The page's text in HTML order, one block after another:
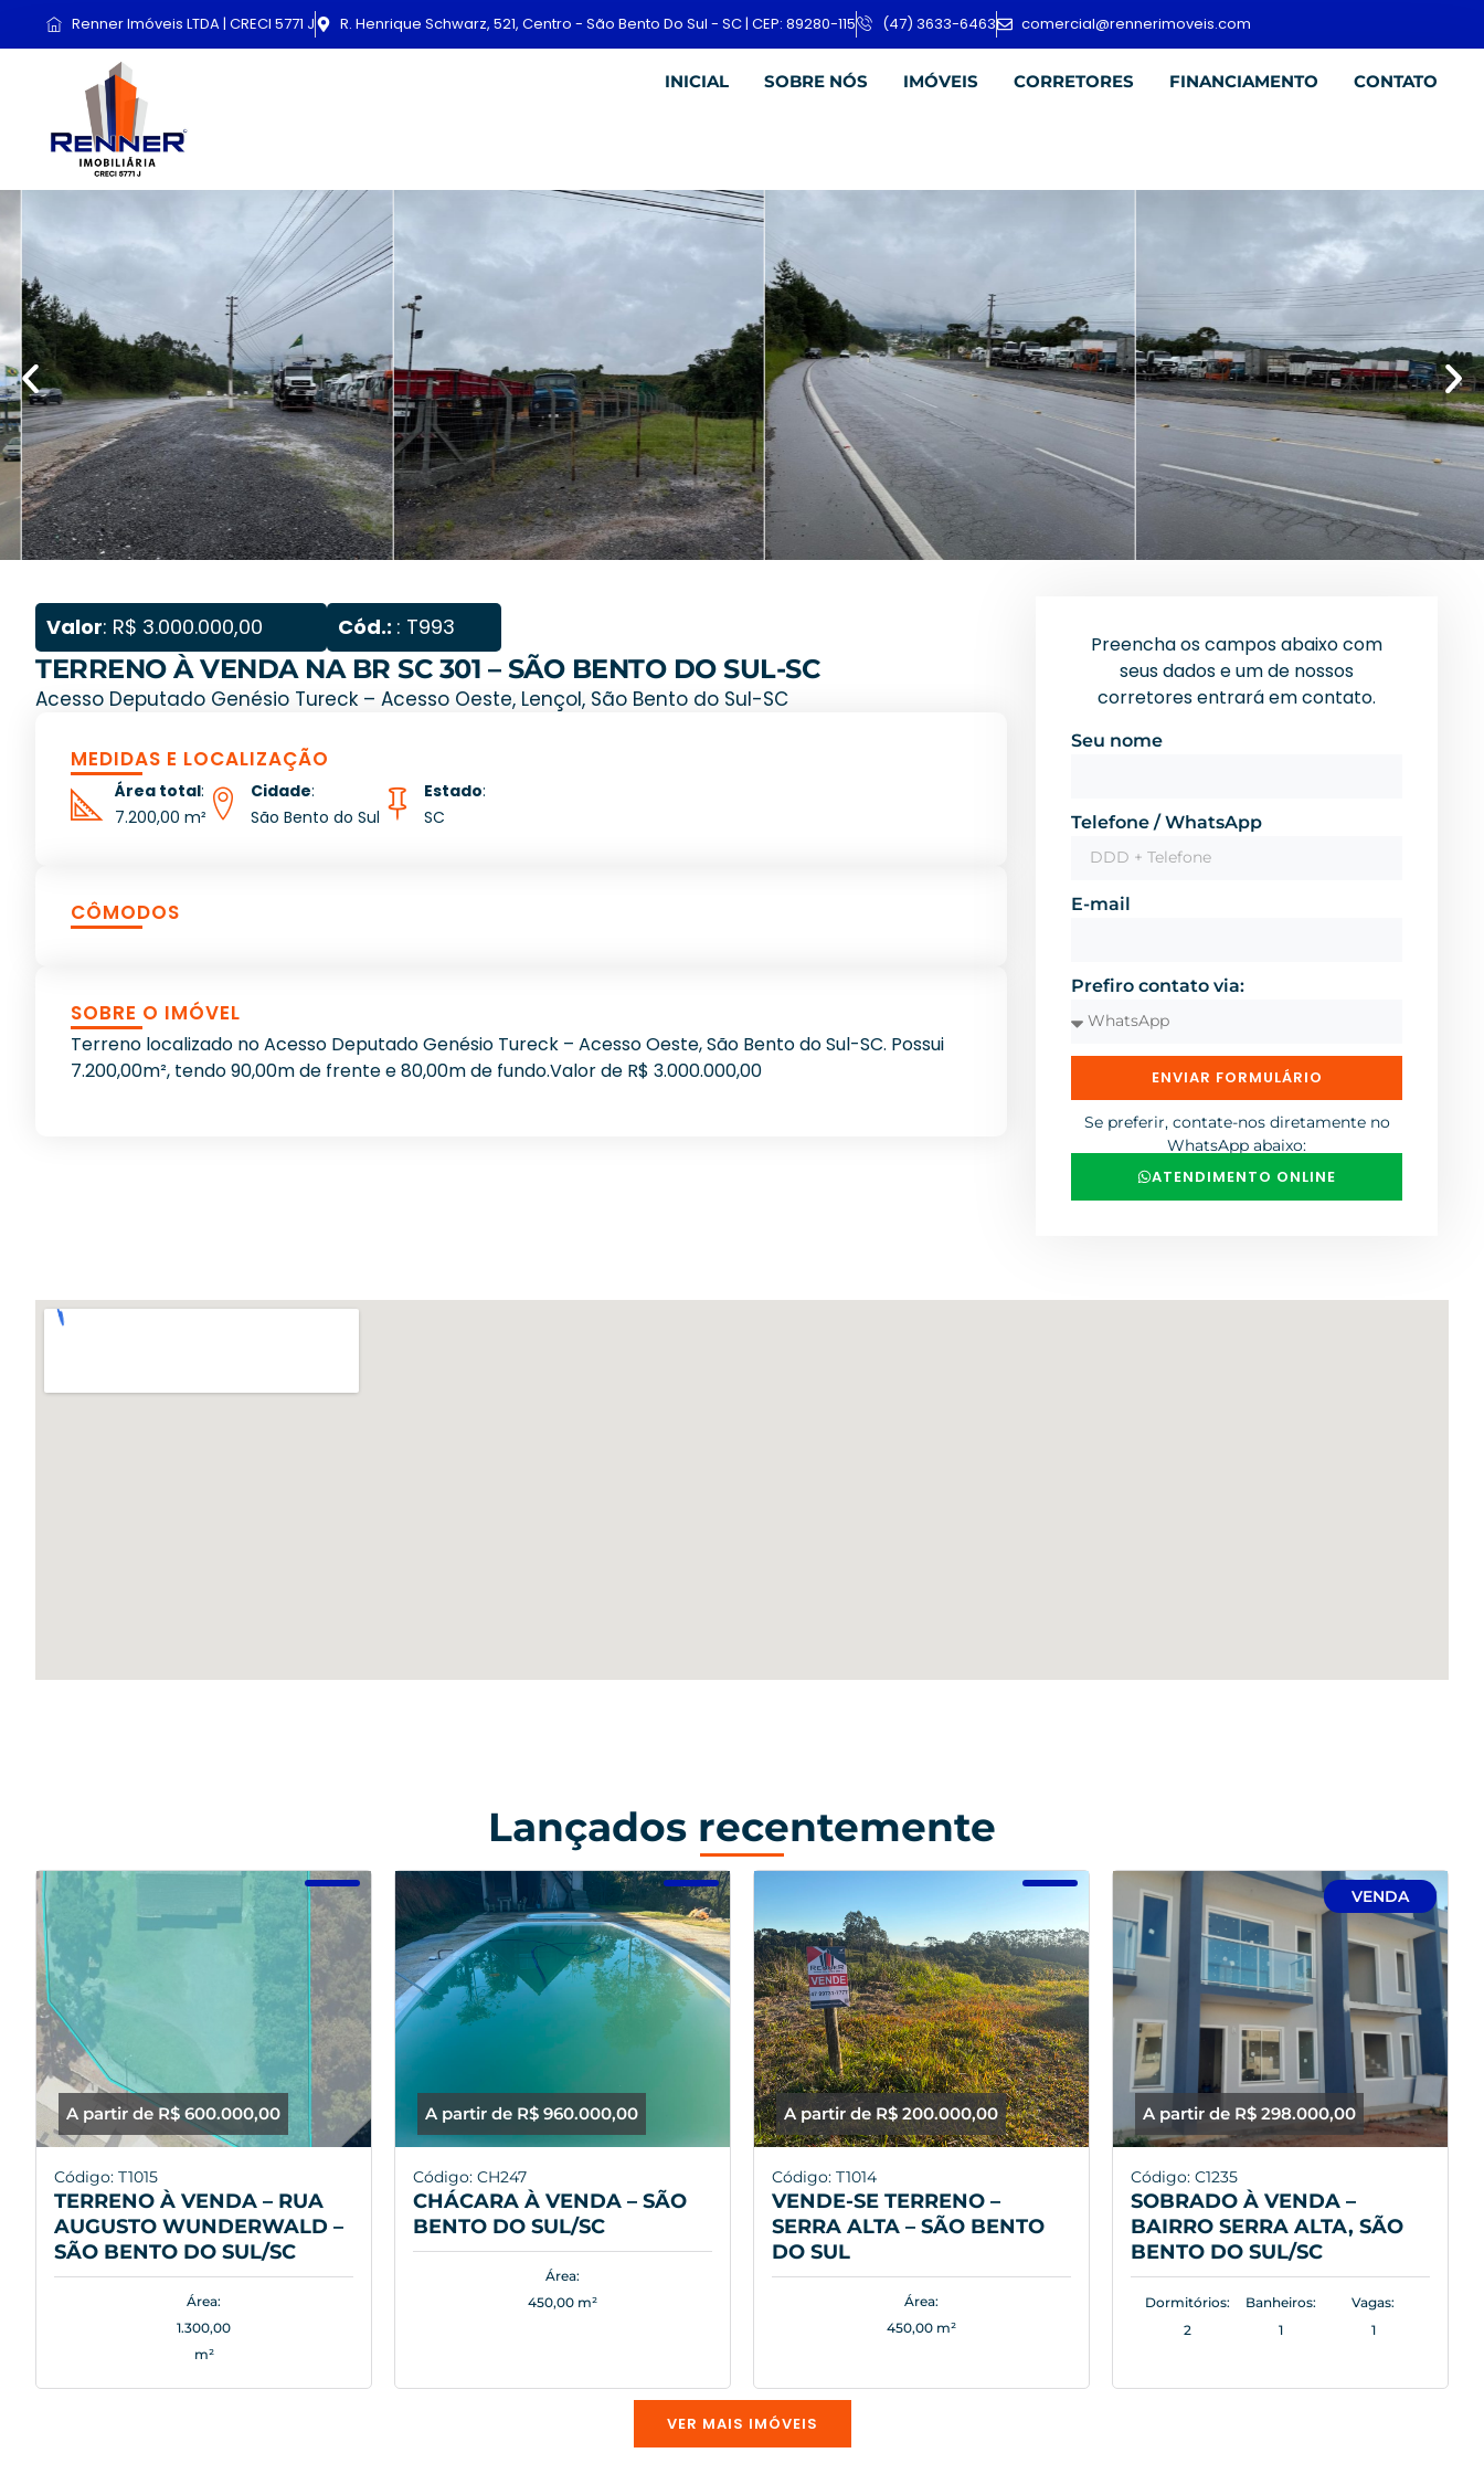
Renner Imóveis LTDA | CRECI 5771 J R. Henrique Schwarz, 521, Centro - São Bento Do Sul - SC | CEP: 89280-115 (47) 3633-6463 comercial@rennerimoveis.com
INICIAL SOBRE NÓS IMÓVEIS CORRETORES FINANCIAMENTO CONTATO
Valor: R$ 3.000.000,00 Cód.: : T993
TERRENO À VENDA NA BR SC 301 – SÃO BENTO DO SUL-SC
Acesso Deputado Genésio Tureck – Acesso Oeste, Lençol, São Bento do Sul-SC
MEDIDAS E LOCALIZAÇÃO
Área total:
7.200,00 m²
Cidade:
São Bento do Sul
Estado:
SC
CÔMODOS
SOBRE O IMÓVEL
Terreno localizado no Acesso Deputado Genésio Tureck – Acesso Oeste, São Bento do Sul-SC. Possui
7.200,00m², tendo 90,00m de frente e 80,00m de fundo.Valor de R$ 3.000.000,00
Preencha os campos abaixo com
seus dados e um de nossos
corretores entrará em contato.
Seu nome
Telefone / WhatsApp
E-mail
Prefiro contato via:
ENVIAR FORMULÁRIO
Se preferir, contate-nos diretamente no
WhatsApp abaixo:
ATENDIMENTO ONLINE
Lançados recentemente
A partir de R$ 600.000,00
Código: T1015
TERRENO À VENDA – RUA
AUGUSTO WUNDERWALD –
SÃO BENTO DO SUL/SC
Área:
1.300,00
m²
A partir de R$ 960.000,00
Código: CH247
CHÁCARA À VENDA – SÃO
BENTO DO SUL/SC
Área:
450,00 m²
A partir de R$ 200.000,00
Código: T1014
VENDE-SE TERRENO –
SERRA ALTA – SÃO BENTO
DO SUL
Área:
450,00 m²
A partir de R$ 298.000,00
VENDA
Código: C1235
SOBRADO À VENDA –
BAIRRO SERRA ALTA, SÃO
BENTO DO SUL/SC
Dormitórios:
2
Banheiros:
1
Vagas:
1
VER MAIS IMÓVEIS